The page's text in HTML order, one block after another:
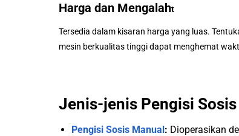
Harga dan Mengalaht
Tersedia dalam kisaran harga yang luas.
mesin berkualitas tinggi dapat menghemat
Jenis-jenis Pengisi Sosis
Pengisi Sosis Manual: Dioperasikan